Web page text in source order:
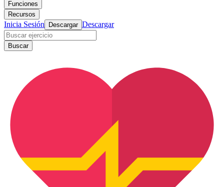
Funciones
Recursos
Inicia Sesión Descargar Descargar
Buscar